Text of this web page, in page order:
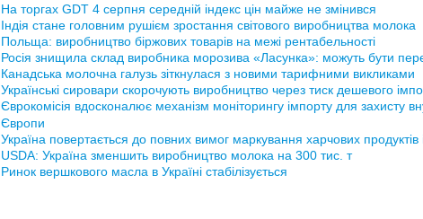
На торгах GDT 4 серпня середній індекс цін майже не змінився
Індія стане головним рушієм зростання світового виробництва молока
Польща: виробництво біржових товарів на межі рентабельності
Росія знищила склад виробника морозива «Ласунка»: можуть бути
Канадська молочна галузь зіткнулася з новими тарифними викликами
Українські сировари скорочують виробництво через тиск дешевого
Єврокомісія вдосконалює механізм моніторингу імпорту для захисту
Європи
Україна повертається до повних вимог маркування харчових продуктів
USDA: Україна зменшить виробництво молока на 300 тис. т
Ринок вершкового масла в Україні стабілізується